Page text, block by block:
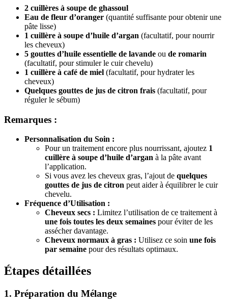
2 cuillères à soupe de ghassoul
Eau de fleur d’oranger (quantité suffisante pour obtenir une
pâte lisse)
1 cuillère à soupe d’huile d’argan (facultatif, pour nourrir
les cheveux)
5 gouttes d’huile essentielle de lavande ou de romarin
(facultatif, pour stimuler le cuir chevelu)
1 cuillère à café de miel (facultatif, pour hydrater les
cheveux)
Quelques gouttes de jus de citron frais (facultatif, pour
réguler le sébum)
Remarques :
Personnalisation du Soin :
Pour un traitement encore plus nourrissant, ajoutez 1
cuillère à soupe d’huile d’argan à la pâte avant
l’application.
Si vous avez les cheveux gras, l’ajout de quelques
gouttes de jus de citron peut aider à équilibrer le cuir
chevelu.
Fréquence d’Utilisation :
Cheveux secs : Limitez l’utilisation de ce traitement à
une fois toutes les deux semaines pour éviter de les
assécher davantage.
Cheveux normaux à gras : Utilisez ce soin une fois
par semaine pour des résultats optimaux.
Étapes détaillées
1. Préparation du Mélange